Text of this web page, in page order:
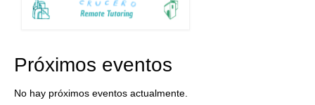
Próximos eventos
No hay próximos eventos actualmente.